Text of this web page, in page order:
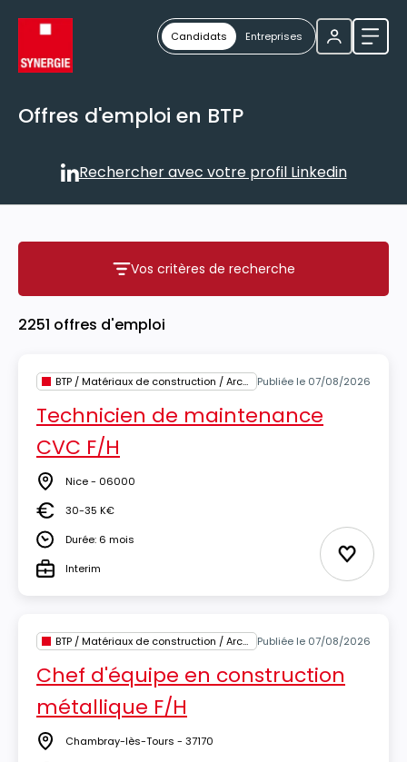
Candidats Entreprises
Offres d'emploi en BTP
Rechercher avec votre
Rechercher avec votre profil Linkedin
Vos critères de recherche
Vos critères de recherche
2251 offres d'emploi
BTP / Matériaux de construction / Architecture Publiée le 07/08/2026
Technicien de maintenance
CVC F/H
Lieu Nice - 06000
Salaire30-35 K€
DuréeDurée: 6 mois
TypeInterim Ajouter
BTP / Matériaux de construction / Architecture Publiée le 07/08/2026
Chef d'équipe en construction
métallique F/H
Lieu Chambray-lès-Tours - 37170